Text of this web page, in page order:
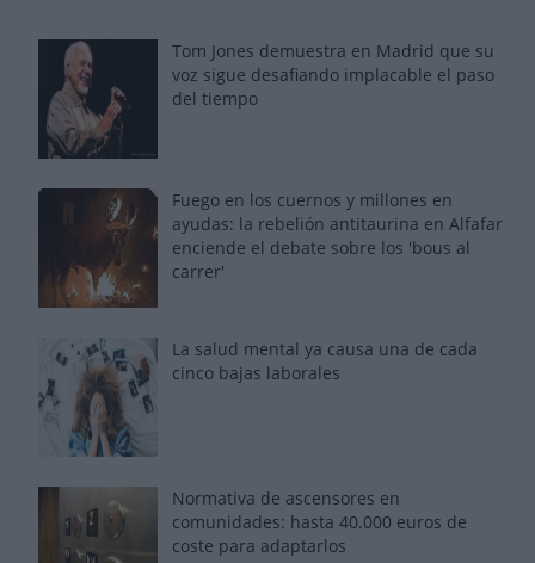
Tom Jones demuestra en Madrid que su
voz sigue desafiando implacable el paso
del tiempo
Fuego en los cuernos y millones en
ayudas: la rebelión antitaurina en Alfafar
enciende el debate sobre los 'bous al
carrer'
La salud mental ya causa una de cada
cinco bajas laborales
Normativa de ascensores en
comunidades: hasta 40.000 euros de
coste para adaptarlos